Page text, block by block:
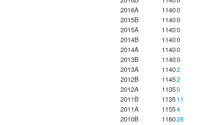
2016A
11400
2015B
11400
2015A
11400
2014B
11400
2014A
11400
2013B
11400
2013A
11402
2012B
11452
2012A
11350
2011B
113511
2011A
11554
2010B
116028